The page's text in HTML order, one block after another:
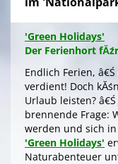
Exklusive NĂ¤chte
dem stressigen
aufwendige
grĂźnen
kĂźnstlerisch
Schlafsack. Jedes
bis zu fĂźnf
Gleichwohl ob
logieren in einer
angenehmes
'Green Holidays'
Der Ferienhort
Endlich Ferien,
verdient! Doch
Urlaub leisten?
brennende Frage:
werden und sich
'Green Holidays'
Naturabenteuer